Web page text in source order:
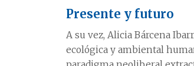
Presente y futuro
A su vez, Alicia Bárcena
ecológica y ambiental